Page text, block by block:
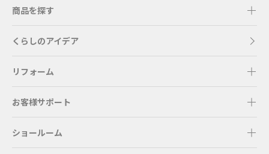
商品を探す
くらしのアイデア
リフォーム
お客様サポート
ショールーム